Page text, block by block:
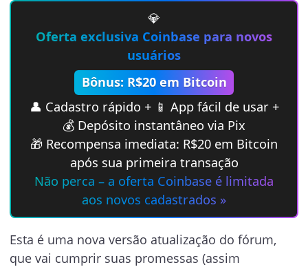
💎
Oferta exclusiva Coinbase para novos
usuários
Bônus: R$20 em Bitcoin
👤 Cadastro rápido + 📱 App fácil de usar +
💰 Depósito instantâneo via Pix
🎁 Recompensa imediata: R$20 em Bitcoin
após sua primeira transação
Não perca – a oferta Coinbase é limitada
aos novos cadastrados »
Esta é uma nova versão atualização do fórum,
que vai cumprir suas promessas (assim